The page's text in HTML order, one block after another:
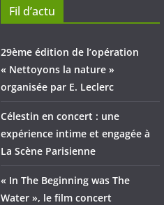
Fil d’actu
29ème édition de l’opération
« Nettoyons la nature »
organisée par E. Leclerc
Célestin en concert : une
expérience intime et engagée à
La Scène Parisienne
« In The Beginning was The
Water », le film concert